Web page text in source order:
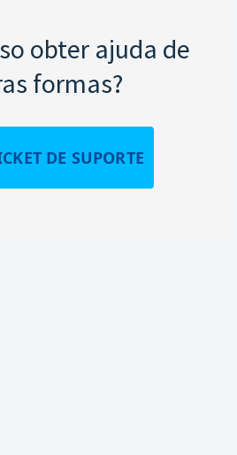
obter ajuda de
formas?
DE SUPORTE